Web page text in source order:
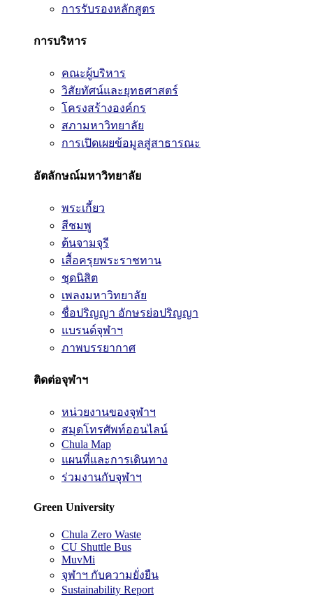
การรับรองหลักสูตร
การบริหาร
คณะผู้บริหาร
วิสัยทัศน์และยุทธศาสตร์
โครงสร้างองค์กร
สภามหาวิทยาลัย
การเปิดเผยข้อมูลสู่สาธารณะ
อัตลักษณ์มหาวิทยาลัย
พระเกี้ยว
สีชมพู
ต้นจามจุรี
เสื้อครุยพระราชทาน
ชุดนิสิต
เพลงมหาวิทยาลัย
ชื่อปริญญา อักษรย่อปริญญา
แบรนด์จุฬาฯ
ภาพบรรยากาศ
ติดต่อจุฬาฯ
หน่วยงานของจุฬาฯ
สมุดโทรศัพท์ออนไลน์
Chula Map
แผนที่และการเดินทาง
ร่วมงานกับจุฬาฯ
Green University
Chula Zero Waste
CU Shuttle Bus
MuvMi
จุฬาฯ กับความยั่งยืน
Sustainability Report